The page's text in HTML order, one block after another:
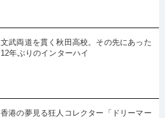
文武両道を貫く秋田高校。その先にあった
12年ぶりのインターハイ
香港の夢見る狂人コレクター「ドリーマー